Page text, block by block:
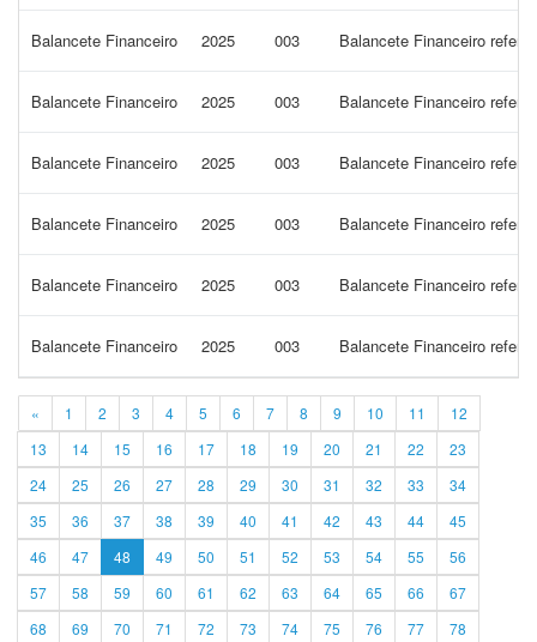
Balancete Financeiro 2025 003 Balancete Financeiro
Balancete Financeiro 2025 003 Balancete Financeiro
Balancete Financeiro 2025 003 Balancete Financeiro
Balancete Financeiro 2025 003 Balancete Financeiro
Balancete Financeiro 2025 003 Balancete Financeiro
Balancete Financeiro 2025 003 Balancete Financeiro
« 1 2 3 4 5 6 7 8 9 10 11
12
13
14 15 16 17 18 19 20 21 22
23
24
25 26 27 28 29 30 31 32 33
34
35
36 37 38 39 40 41 42 43 44
45
46
47 48 49 50 51 52 53 54 55
56
57
58 59 60 61 62 63 64 65 66
67
68
69 70 71 72 73 74 75 76 77 78